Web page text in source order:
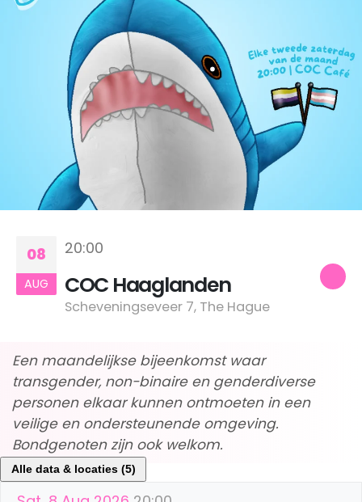
08
AUG
20:00
COC Haaglanden
Scheveningseveer 7, The Hague
Een maandelijkse bijeenkomst waar
transgender, non-binaire en genderdiverse
personen elkaar kunnen ontmoeten in een
veilige en ondersteunende omgeving.
Bondgenoten zijn ook welkom.
Alle data & locaties (5)